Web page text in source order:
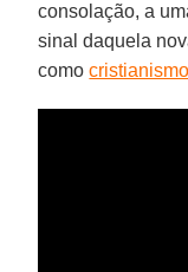
consolação, a
sinal daquela
como